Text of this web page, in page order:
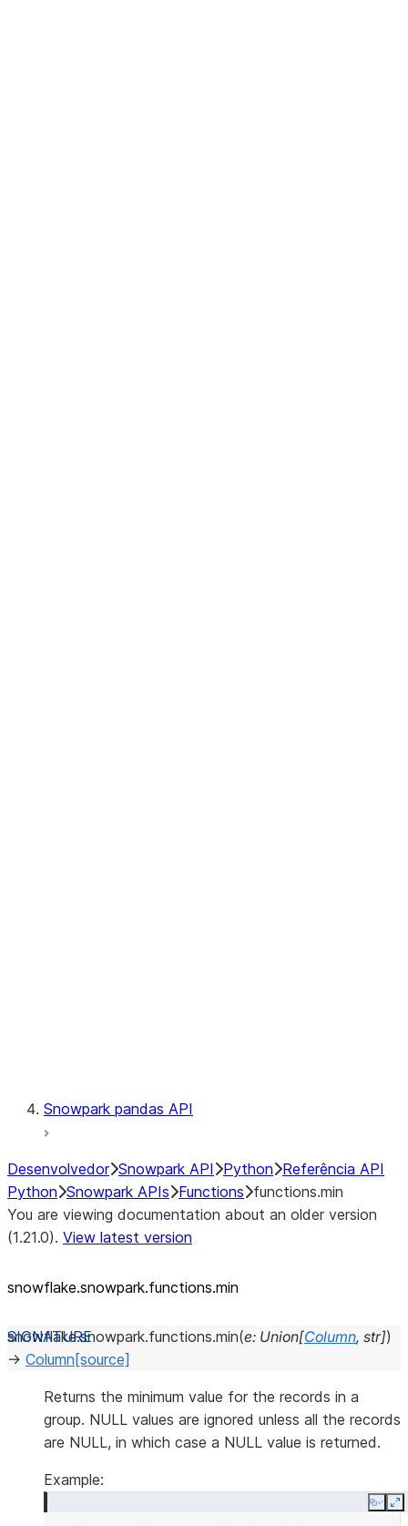
Snowpark pandas API
Desenvolvedor Snowpark API Python Referência API
Python Snowpark APIs Functions functions.min
You are viewing documentation about an older version
(1.21.0). View latest version
snowflake.snowpark.functions.min
snowflake.snowpark.functions.min(e: Union[Column, str])
→ Column [source]
Returns the minimum value for the records in a
group. NULL values are ignored unless all the records
are NULL, in which case a NULL value is returned.
Example:
Copy